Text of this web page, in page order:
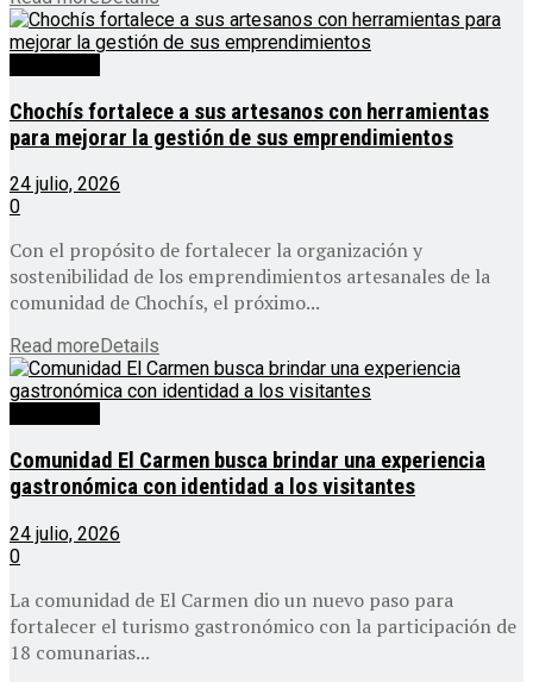
Chochís fortalece a sus artesanos con herramientas
para mejorar la gestión de sus emprendimientos
24 julio, 2026
0
Con el propósito de fortalecer la organización y
sostenibilidad de los emprendimientos artesanales de la
comunidad de Chochís, el próximo...
Read more Details
Comunidad El Carmen busca brindar una experiencia
gastronómica con identidad a los visitantes
24 julio, 2026
0
La comunidad de El Carmen dio un nuevo paso para
fortalecer el turismo gastronómico con la participación de
18 comunarias...